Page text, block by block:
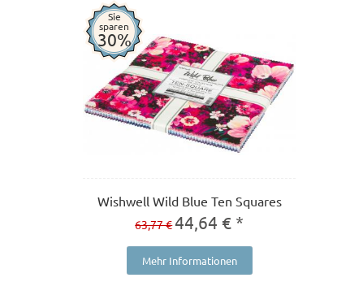
Sie
sparen
30%
Wishwell Wild Blue Ten Squares
63,77 €44,64 € *
Mehr Informationen